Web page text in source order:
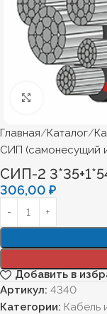
Нажмите,
Главная Каталог
СИП (самонесущий
СИП-2
306,00 ₽
Добавить в
Артикул: 4340
Категории: Кабель